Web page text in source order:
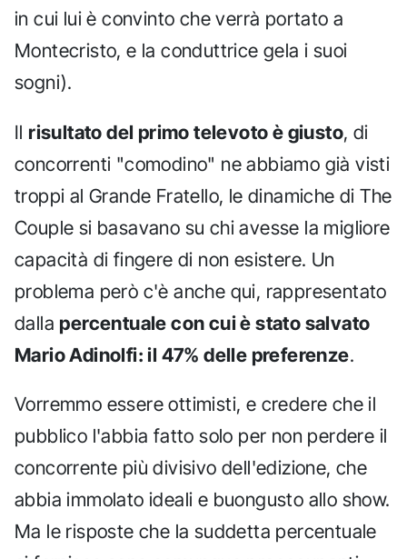
in cui lui è convinto che verrà portato a
Montecristo, e la conduttrice gela i suoi
sogni).
Il risultato del primo televoto è giusto, di
concorrenti "comodino" ne abbiamo già visti
troppi al Grande Fratello, le dinamiche di The
Couple si basavano su chi avesse la migliore
capacità di fingere di non esistere. Un
problema però c'è anche qui, rappresentato
dalla percentuale con cui è stato salvato
Mario Adinolfi: il 47% delle preferenze.
Vorremmo essere ottimisti, e credere che il
pubblico l'abbia fatto solo per non perdere il
concorrente più divisivo dell'edizione, che
abbia immolato ideali e buongusto allo show.
Ma le risposte che la suddetta percentuale